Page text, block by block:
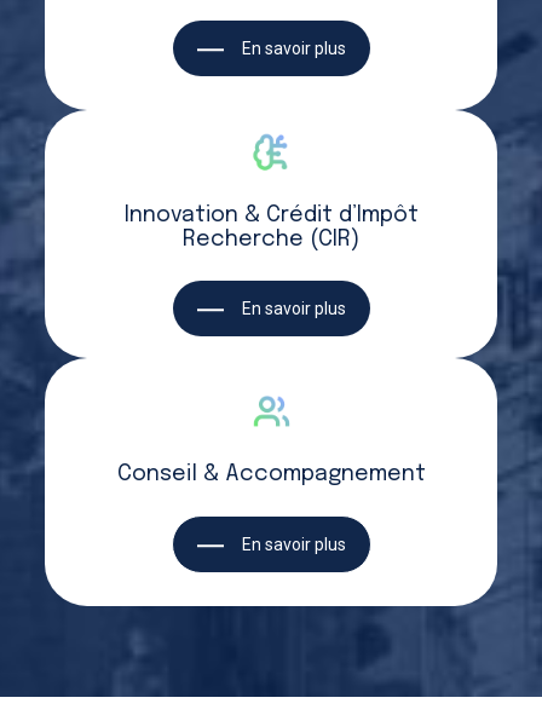
En savoir plus
Innovation & Crédit d’Impôt
Recherche (CIR)
En savoir plus
Conseil & Accompagnement
En savoir plus